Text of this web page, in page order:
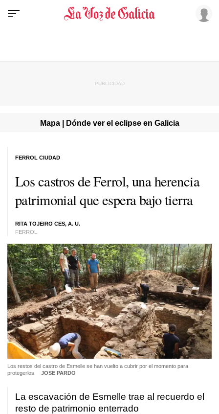
Mapa | Dónde ver el eclipse en Galicia
Los castros de Ferrol, una herencia
patrimonial que espera bajo tierra
RITA TOJEIRO CES, A. U.
FERROL
FERROL CIUDAD
Los restos del castro de Esmelle se han vuelto a cubrir por el momento para
protegerlos.
JOSE PARDO
La escavación de Esmelle trae al recuerdo el
resto de patrimonio enterrado